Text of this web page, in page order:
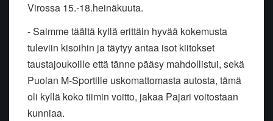
Virossa 15.-18.heinäkuuta.
- Saimme täältä kyllä erittäin hyvää kokemusta
tuleviin kisoihin ja täytyy antaa isot kiitokset
taustajoukoille että tänne pääsy mahdollistui, sekä
Puolan M-Sportille uskomattomasta autosta, tämä
oli kyllä koko tiimin voitto, jakaa Pajari voitostaan
kunniaa.